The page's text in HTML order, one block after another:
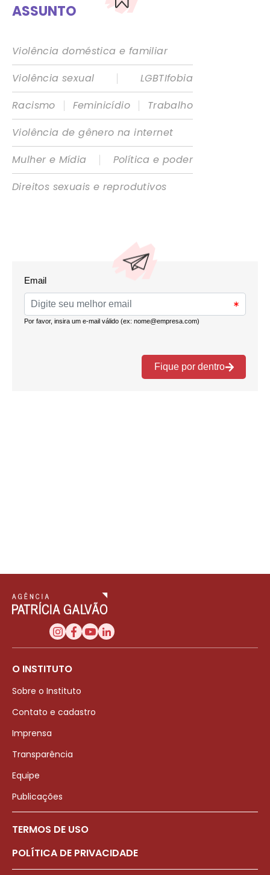
ASSUNTO
Violência doméstica e familiar
Violência sexual
|
LGBTIfobia
Racismo
| Feminicídio |
Trabalho
Violência de gênero na internet
Mulher e Mídia
|
Política e poder
Direitos sexuais e reprodutivos
O INSTITUTO
Sobre o Instituto
Contato e cadastro
Imprensa
Transparência
Equipe
Publicações
TERMOS DE USO
POLÍTICA DE PRIVACIDADE